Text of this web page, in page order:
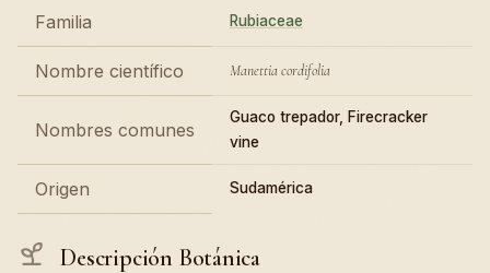
Familia Rubiaceae
Nombre científico Manettia cordifolia
Nombres comunes
Guaco trepador, Firecracker
vine
Origen Sudamérica
Descripción Botánica